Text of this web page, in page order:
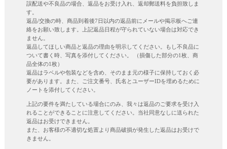
誤配送や不良品の場合、返品をお受け入れ、返却郵送料を負担致しま
す。
返品/交換の時、商品到着後7日以内の返品前にメールや掲示板へご連
絡をお願い致します。上記返品日程が守られていない場合は対応でき
ません。
返品してほしい商品と返品の理由を明示してください。もし不良品に
ついて書く時、写真を添付してください。 （損傷した部分の1枚、商
品全体の1枚）
返品はラベルや包装などを含め、そのまま元の様子に保持しておく必
要があります。また、ご注文番号、氏名とユーザーIDを埋めるために
ノートを添付してください。
上記の要件を満たしている場合にのみ、我々は返品のご要求を受け入
れることができることに注意してください。当社同意なしに送られた
返品はお受けできません。
また、お客様の不適切な処置より商品破損が発生した返品はお受けで
きません。